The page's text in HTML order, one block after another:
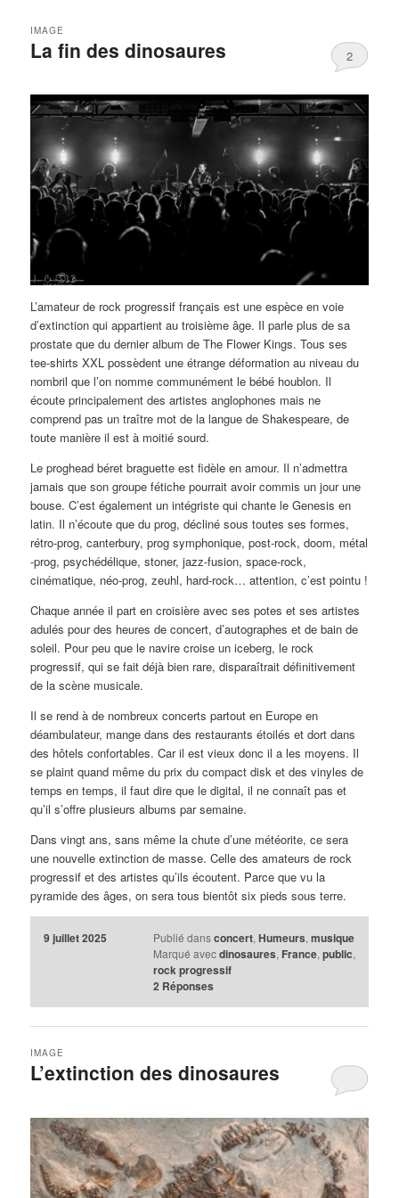
La fin des dinosaures
IMAGE
2
L’amateur de rock progressif français est une espèce en voie
d’extinction qui appartient au troisième âge. Il parle plus de sa
prostate que du dernier album de The Flower Kings. Tous ses
tee-shirts XXL possèdent une étrange déformation au niveau du
nombril que l’on nomme communément le bébé houblon. Il
écoute principalement des artistes anglophones mais ne
comprend pas un traître mot de la langue de Shakespeare, de
toute manière il est à moitié sourd.
Le proghead béret braguette est fidèle en amour. Il n’admettra
jamais que son groupe fétiche pourrait avoir commis un jour une
bouse. C’est également un intégriste qui chante le Genesis en
latin. Il n’écoute que du prog, décliné sous toutes ses formes,
rétro-prog, canterbury, prog symphonique, post-rock, doom, métal
-prog, psychédélique, stoner, jazz-fusion, space-rock,
cinématique, néo-prog, zeuhl, hard-rock… attention, c’est pointu !
Chaque année il part en croisière avec ses potes et ses artistes
adulés pour des heures de concert, d’autographes et de bain de
soleil. Pour peu que le navire croise un iceberg, le rock
progressif, qui se fait déjà bien rare, disparaîtrait définitivement
de la scène musicale.
Il se rend à de nombreux concerts partout en Europe en
déambulateur, mange dans des restaurants étoilés et dort dans
des hôtels confortables. Car il est vieux donc il a les moyens. Il
se plaint quand même du prix du compact disk et des vinyles de
temps en temps, il faut dire que le digital, il ne connaît pas et
qu’il s’offre plusieurs albums par semaine.
Dans vingt ans, sans même la chute d’une météorite, ce sera
une nouvelle extinction de masse. Celle des amateurs de rock
progressif et des artistes qu’ils écoutent. Parce que vu la
pyramide des âges, on sera tous bientôt six pieds sous terre.
9 juillet 2025 Publié dans concert, Humeurs, musique
Marqué avec dinosaures, France, public,
rock progressif
2 Réponses
L’extinction des dinosaures
IMAGE